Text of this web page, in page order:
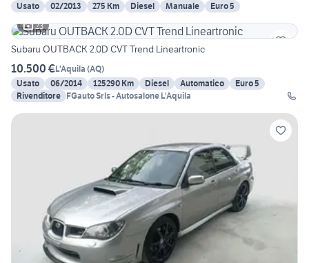
Usato
02/2013 275 Km Diesel Manuale
Euro 5
23
Subaru OUTBACK 2.0D CVT Trend Lineartronic
10.500 €L'Aquila (AQ)
Usato
06/2014 125290 Km Diesel Automatico
Euro 5
Rivenditore FGauto Srls - Autosalone L'Aquila